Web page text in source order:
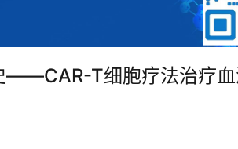
——CAR-T细胞疗法治疗